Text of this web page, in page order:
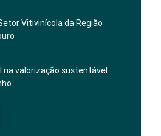
Vitivinícola da Região
na valorização sustentável